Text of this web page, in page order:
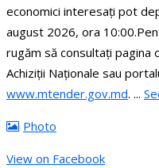
economici interesați pot
august 2026, ora 10:00.
rugăm să consultați pagina
Achiziții Naționale sau
www.mtender.gov.md. ...
Photo
View on Facebook